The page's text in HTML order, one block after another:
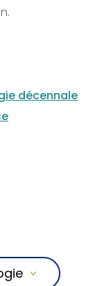
décennale